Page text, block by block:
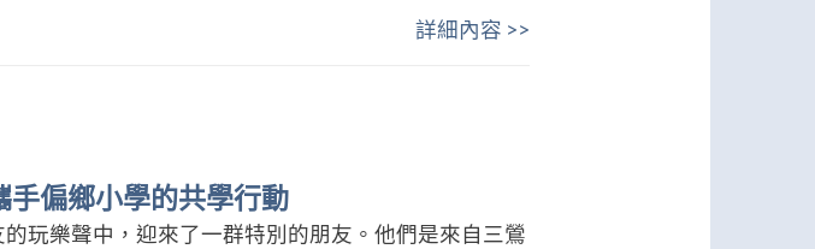
詳細內容 >>
手偏鄉小學的共學行動
玩樂聲中，迎來了一群特別的朋友。他們是來自三鶯